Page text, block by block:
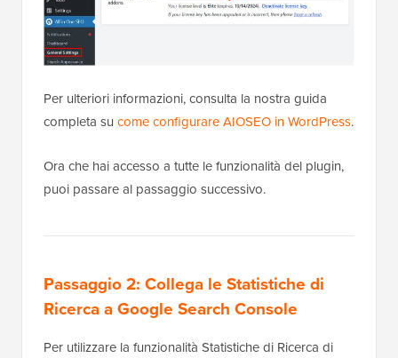
Per ulteriori informazioni, consulta la nostra guida
completa su come configurare AIOSEO in WordPress.
Ora che hai accesso a tutte le funzionalità del plugin,
puoi passare al passaggio successivo.
Passaggio 2: Collega le Statistiche di
Ricerca a Google Search Console
Per utilizzare la funzionalità Statistiche di Ricerca di